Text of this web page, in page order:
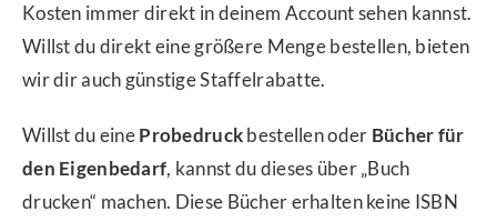
Kosten immer direkt in deinem Account sehen kannst.
Willst du direkt eine größere Menge bestellen, bieten
wir dir auch günstige Staffelrabatte.
Willst du eineProbedruckbestellen oder Bücher für
den Eigenbedarf, kannst du dieses über „Buch
drucken“ machen. Diese Bücher erhalten keine ISBN